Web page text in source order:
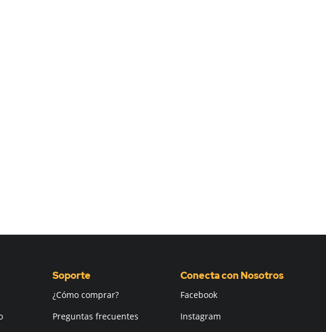
Soporte
¿Cómo comprar?
Preguntas frecuentes
Conecta con Nosotros
Facebook
Instagram